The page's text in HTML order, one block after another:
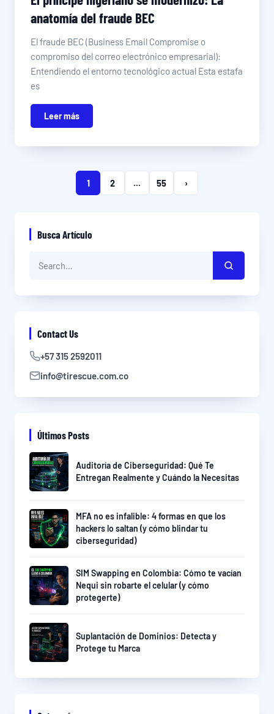
anatomía del fraude BEC
El fraude BEC (Business Email Compromise o
compromiso del correo electrónico empresarial):
Entendiendo el entorno tecnológico actual Esta estafa
es
Leer más
1 2 ... 55 ›
Busca Artículo
Contact Us
+57 315 2592011
info@tirescue.com.co
Últimos Posts
Auditoría de Ciberseguridad: Qué Te
Entregan Realmente y Cuándo la Necesitas
MFA no es infalible: 4 formas en que los
hackers lo saltan (y cómo blindar tu
ciberseguridad)
SIM Swapping en Colombia: Cómo te vacían
Nequi sin robarte el celular (y cómo
protegerte)
Suplantación de Dominios: Detecta y
Protege tu Marca